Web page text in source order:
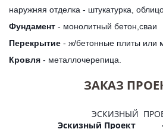
наружняя отделка - штукатурка,
Фундамент - монолитный бетон,сваи
Перекрытие - ж/бетонные плиты или
Кровля - металлочерепица.
ЗАКАЗ
ЭСКИЗНЫЙ
Эскизный Проект -